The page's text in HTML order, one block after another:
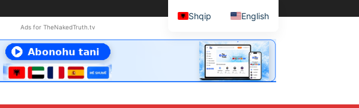
Ads for TheNakedTruth.tv
Shqip English